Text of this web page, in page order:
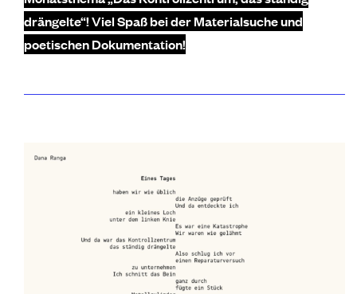
drängelte“! Viel Spaß bei der Materialsuche und
poetischen Dokumentation!